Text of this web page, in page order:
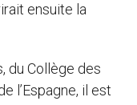
ensuite la
du Collège des
l’Espagne, il est